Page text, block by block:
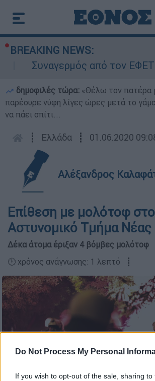
Do Not Process My Personal
If you wish to opt-out of the sale, sharing
BREAKING NEWS:
Συναγερμός από τον ΕΦΕΤ:
δημοφιλές τώρα: «Θέλω τον πατέρα
παρέσυρε νύφη λίγες ώρες μετά το
να πάει σπίτι...
┋ Ελλάδα ┋ 01.06.2020
Αλέξανδρος
Επίθεση με μολότοφ στο
Αστυνομικό Τμήμα Νέας
Δέκα άτομα έριξαν 4 βόμβες μολότοφ
🕛 χρόνος ανάγνωσης: 1 λεπτό ┋